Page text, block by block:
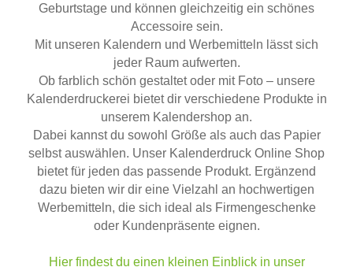
Geburtstage und können gleichzeitig ein schönes
Accessoire sein.
Mit unseren Kalendern und Werbemitteln lässt sich
jeder Raum aufwerten.
Ob farblich schön gestaltet oder mit Foto – unsere
Kalenderdruckerei bietet dir verschiedene Produkte in
unserem Kalendershop an.
Dabei kannst du sowohl Größe als auch das Papier
selbst auswählen. Unser Kalenderdruck Online Shop
bietet für jeden das passende Produkt. Ergänzend
dazu bieten wir dir eine Vielzahl an hochwertigen
Werbemitteln, die sich ideal als Firmengeschenke
oder Kundenpräsente eignen.
Hier findest du einen kleinen Einblick in unser